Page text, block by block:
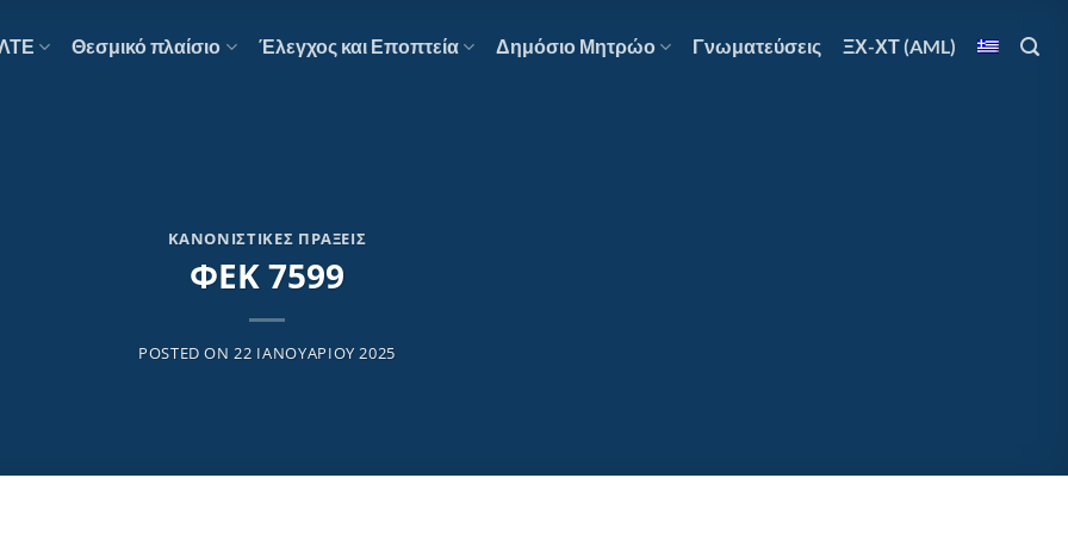
Θεσμικό πλαίσιο Έλεγχος και Εποπτεία Δημόσιο Μητρώο Γνωματεύσεις ΞΧ-ΧΤ (AML)
ΚΑΝΟΝΙΣΤΙΚΈΣ ΠΡΆΞΕΙΣ
ΦΕΚ 7599
POSTED ON22 ΙΑΝΟΥΑΡΊΟΥ 2025